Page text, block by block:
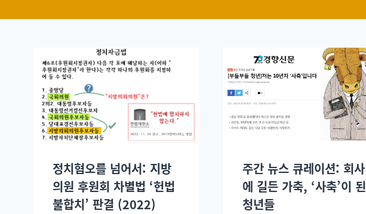
정치혐오를 넘어서: 지방
의원 후원회 차별법 ‘헌법
불합치’ 판결 (2022)
주간 뉴스 큐레이션: 회사
에 길든 가축, ‘사축’이 된
청년들